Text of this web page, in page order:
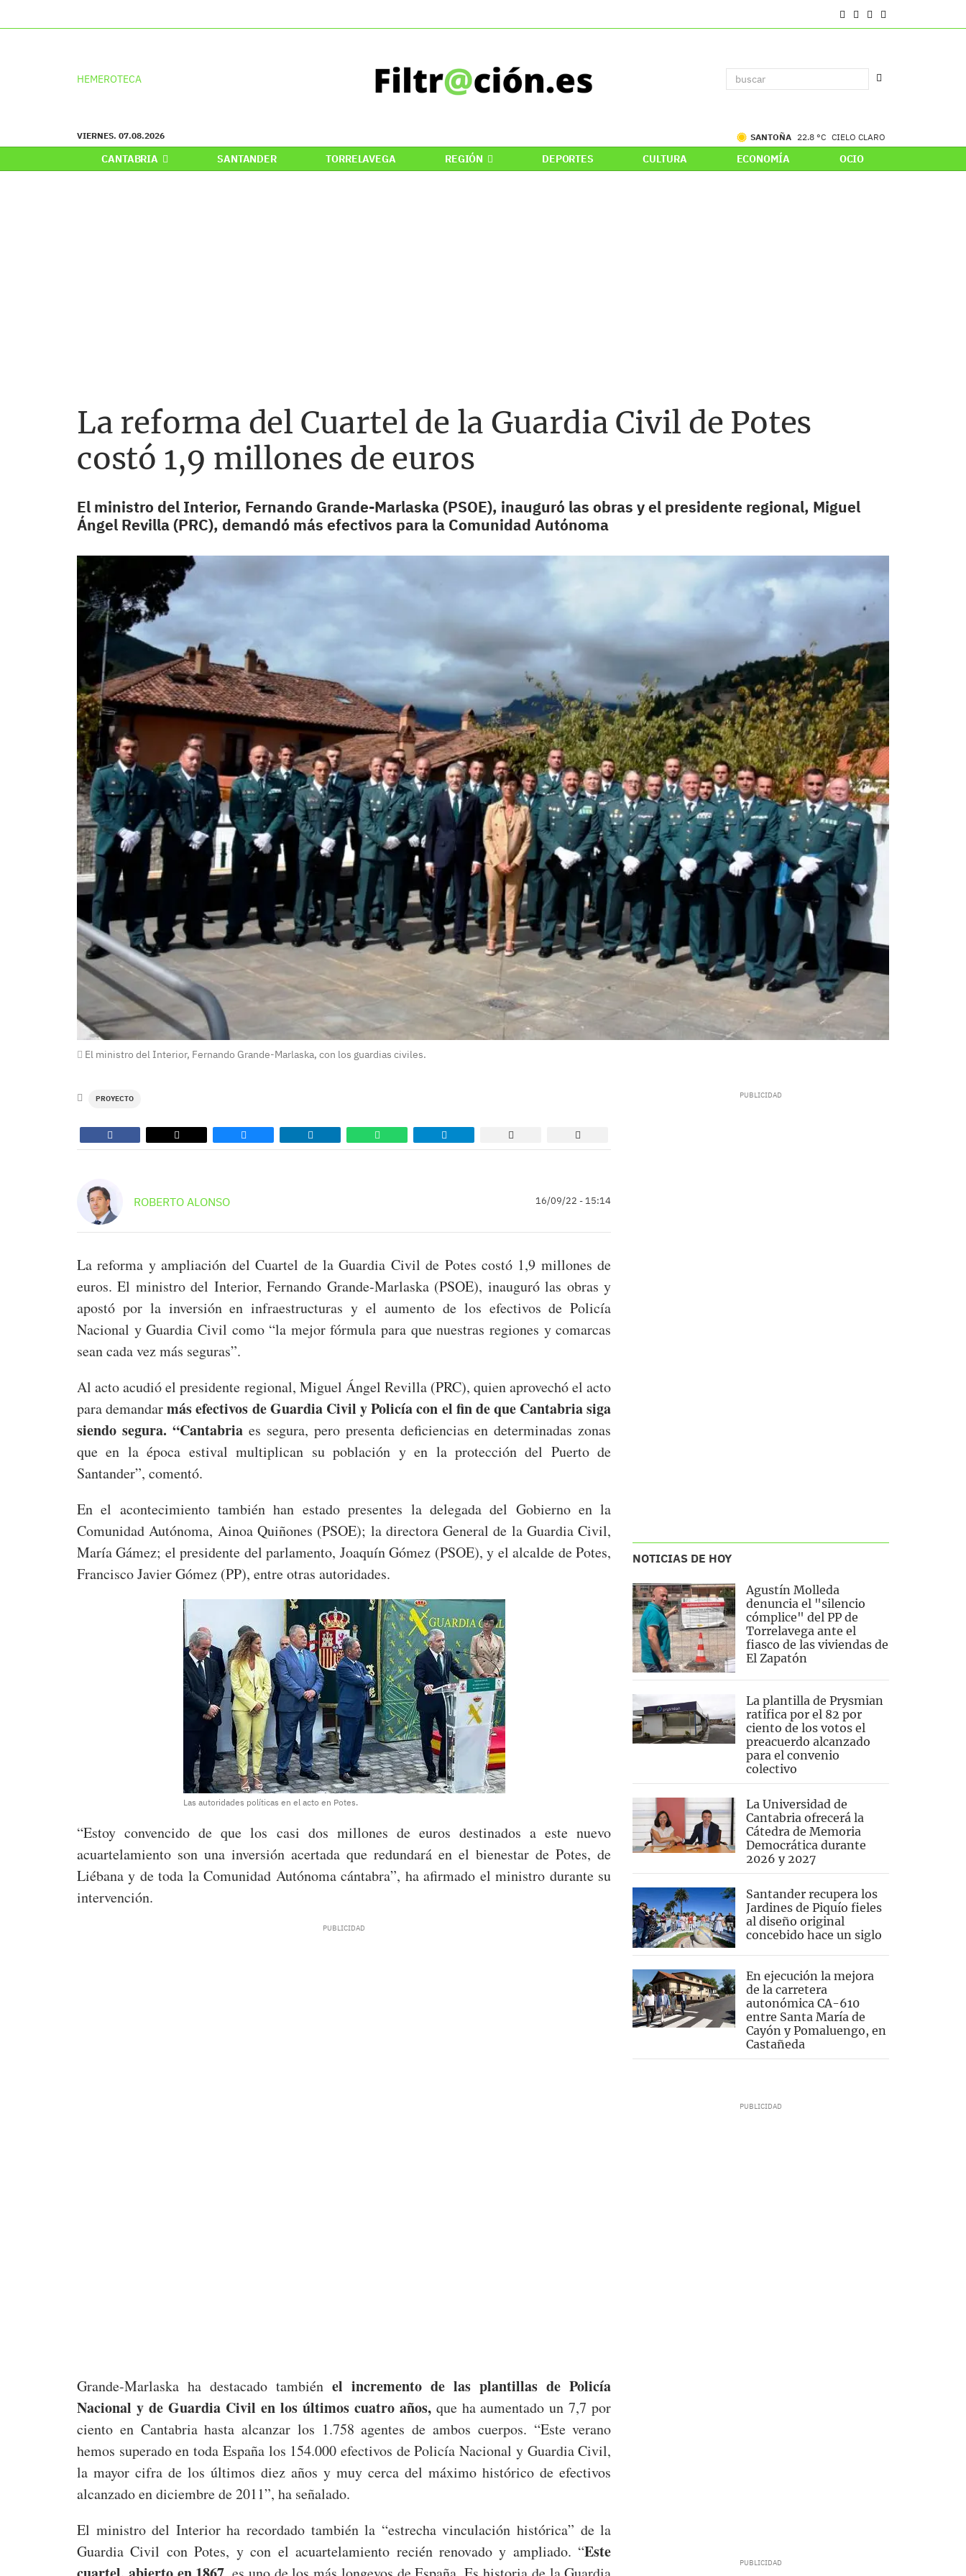
HEMEROTECA
VIERNES. 07.08.2026 SANTOÑA 22.8 °C CIELO CLARO
CANTABRIA SANTANDER TORRELAVEGA REGIÓN DEPORTES CULTURA ECONOMÍA OCIO
La reforma del Cuartel de la Guardia Civil de Potes
costó 1,9 millones de euros
El ministro del Interior, Fernando Grande-Marlaska (PSOE), inauguró las obras y el presidente regional, Miguel
Ángel Revilla (PRC), demandó más efectivos para la Comunidad Autónoma
El ministro del Interior, Fernando Grande-Marlaska, con los guardias civiles.
PROYECTO
ROBERTO ALONSO 16/09/22 - 15:14
La reforma y ampliación del Cuartel de la Guardia Civil de Potes costó 1,9 millones de
euros. El ministro del Interior, Fernando Grande-Marlaska (PSOE), inauguró las obras y
apostó por la inversión en infraestructuras y el aumento de los efectivos de Policía
Nacional y Guardia Civil como “la mejor fórmula para que nuestras regiones y comarcas
sean cada vez más seguras”.
Al acto acudió el presidente regional, Miguel Ángel Revilla (PRC), quien aprovechó el acto
para demandarmás efectivos de Guardia Civil y Policía con el fin de que Cantabria siga
siendo segura. “Cantabria es segura, pero presenta deficiencias en determinadas zonas
que en la época estival multiplican su población y en la protección del Puerto de
Santander”, comentó.
En el acontecimiento también han estado presentes la delegada del Gobierno en la
Comunidad Autónoma, Ainoa Quiñones (PSOE); la directora General de la Guardia Civil,
María Gámez; el presidente del parlamento, Joaquín Gómez (PSOE), y el alcalde de Potes,
Francisco Javier Gómez (PP), entre otras autoridades.
Las autoridades políticas en el acto en Potes.
“Estoy convencido de que los casi dos millones de euros destinados a este nuevo
acuartelamiento son una inversión acertada que redundará en el bienestar de Potes, de
Liébana y de toda la Comunidad Autónoma cántabra”, ha afirmado el ministro durante su
intervención.
Grande-Marlaska ha destacado tambiénel incremento de las plantillas de Policía
Nacional y de Guardia Civil en los últimos cuatro años, que ha aumentado un 7,7 por
ciento en Cantabria hasta alcanzar los 1.758 agentes de ambos cuerpos. “Este verano
hemos superado en toda España los 154.000 efectivos de Policía Nacional y Guardia Civil,
la mayor cifra de los últimos diez años y muy cerca del máximo histórico de efectivos
alcanzado en diciembre de 2011”, ha señalado.
El ministro del Interior ha recordado también la “estrecha vinculación histórica” de la
Guardia Civil con Potes, y con el acuartelamiento recién renovado y ampliado. “Este
NOTICIAS DE HOY
Agustín Molleda
denuncia el "silencio
cómplice" del PP de
Torrelavega ante el
fiasco de las viviendas de
El Zapatón
La plantilla de Prysmian
ratifica por el 82 por
ciento de los votos el
preacuerdo alcanzado
para el convenio
colectivo
La Universidad de
Cantabria ofrecerá la
Cátedra de Memoria
Democrática durante
2026 y 2027
Santander recupera los
Jardines de Piquío fieles
al diseño original
concebido hace un siglo
En ejecución la mejora
de la carretera
autonómica CA-610
entre Santa María de
Cayón y Pomaluengo, en
Castañeda